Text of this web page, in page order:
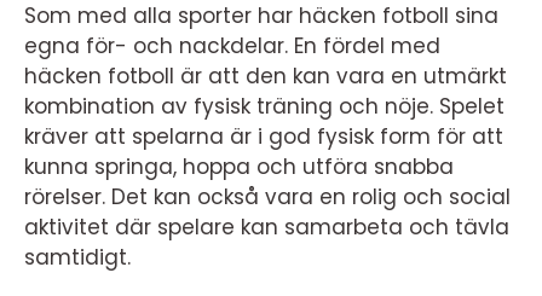
Som med alla sporter har häcken fotboll sina
egna för- och nackdelar. En fördel med
häcken fotboll är att den kan vara en utmärkt
kombination av fysisk träning och nöje. Spelet
kräver att spelarna är i god fysisk form för att
kunna springa, hoppa och utföra snabba
rörelser. Det kan också vara en rolig och social
aktivitet där spelare kan samarbeta och tävla
samtidigt.